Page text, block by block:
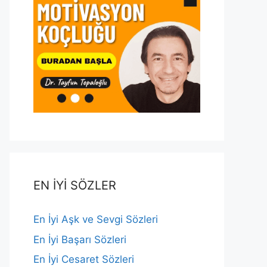
EN İYİ SÖZLER
En İyi Aşk ve Sevgi Sözleri
En İyi Başarı Sözleri
En İyi Cesaret Sözleri